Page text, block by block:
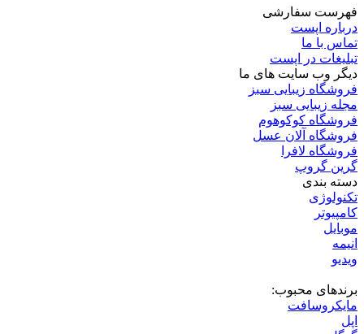
تبلت‌های لینوکسی بیشتر
2 هفته پیش
درباره اپست
اپست | اخبار فناوری، موبایل، لپ‌تاپ و تکنولوژی روز
اپست (Appest) رسانه تخصصی اخبار و آموزش فناوری اطلاعات؛
جدیدترین اخبار موبایل، لپ‌تاپ، کامپیوتر، نرم‌افزارها، هوش
مصنوعی و گجت‌های روز دنیا.